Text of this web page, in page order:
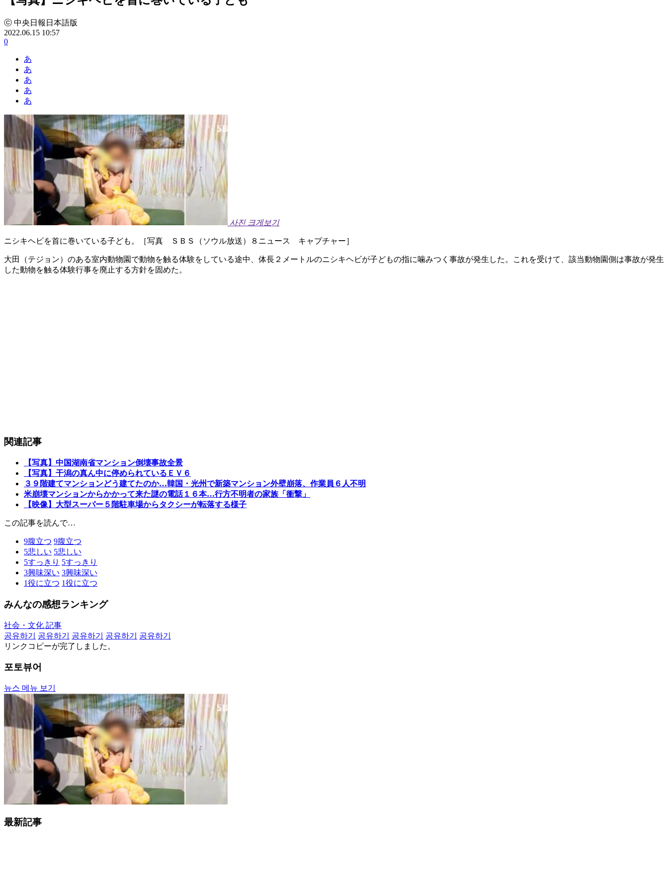
ⓒ 中央日報日本語版
2022.06.15 10:57
0
あ
あ
あ
あ
あ
사진 크게보기
ニシキヘビを首に巻いている子ども。［写真 ＳＢＳ（ソウル放送）８ニュース キャプチャー］
大田（テジョン）のある室内動物園で動物を触る体験をしている途中、体長２メートルのニシキヘビが子どもの指に噛みつく事故が発生した。これを受けて、該当動物園側は事故が発生
した動物を触る体験行事を廃止する方針を固めた。
関連記事
【写真】中国湖南省マンション倒壊事故全景
【写真】干潟の真ん中に停められているＥＶ６
３９階建てマンションどう建てたのか…韓国・光州で新築マンション外壁崩落、作業員６人不明
米崩壊マンションからかかって来た謎の電話１６本…行方不明者の家族「衝撃」
【映像】大型スーパー５階駐車場からタクシーが転落する様子
この記事を読んで…
9腹立つ 9腹立つ
5悲しい 5悲しい
5すっきり 5すっきり
3興味深い 3興味深い
1役に立つ 1役に立つ
みんなの感想ランキング
社会・文化 記事
공유하기
공유하기 공유하기 공유하기
공유하기
リンクコピーが完了しました。
포토뷰어
뉴스 메뉴 보기
最新記事